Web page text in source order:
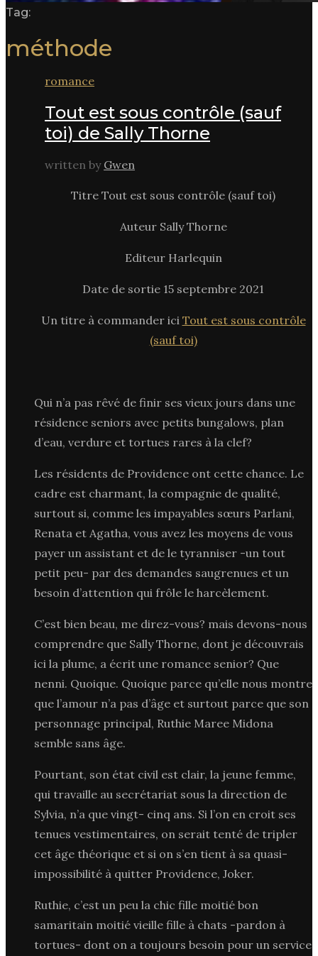
Tag:
méthode
romance
Tout est sous contrôle (sauf
toi) de Sally Thorne
written by Gwen
Titre Tout est sous contrôle (sauf toi)
Auteur Sally Thorne
Editeur Harlequin
Date de sortie 15 septembre 2021
Un titre à commander ici Tout est sous contrôle
(sauf toi)
Qui n’a pas rêvé de finir ses vieux jours dans une
résidence seniors avec petits bungalows, plan
d’eau, verdure et tortues rares à la clef?
Les résidents de Providence ont cette chance. Le
cadre est charmant, la compagnie de qualité,
surtout si, comme les impayables sœurs Parlani,
Renata et Agatha, vous avez les moyens de vous
payer un assistant et de le tyranniser -un tout
petit peu- par des demandes saugrenues et un
besoin d’attention qui frôle le harcèlement.
C’est bien beau, me direz-vous? mais devons-nous
comprendre que Sally Thorne, dont je découvrais
ici la plume, a écrit une romance senior? Que
nenni. Quoique. Quoique parce qu’elle nous montre
que l’amour n’a pas d’âge et surtout parce que son
personnage principal, Ruthie Maree Midona
semble sans âge.
Pourtant, son état civil est clair, la jeune femme,
qui travaille au secrétariat sous la direction de
Sylvia, n’a que vingt- cinq ans. Si l’on en croit ses
tenues vestimentaires, on serait tenté de tripler
cet âge théorique et si on s’en tient à sa quasi-
impossibilité à quitter Providence, Joker.
Ruthie, c’est un peu la chic fille moitié bon
samaritain moitié vieille fille à chats -pardon à
tortues- dont on a toujours besoin pour un service